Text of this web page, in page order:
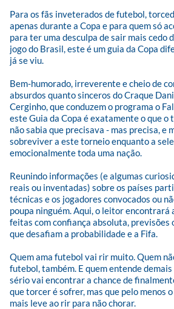
Para os fãs inveterados de futebol,
apenas durante a Copa e para quem só
para ter uma desculpa de sair mais cedo
jogo do Brasil, este é um guia da Copa
já se viu.
Bem-humorado, irreverente e cheio de
absurdos quanto sinceros do Craque
Cerginho, que conduzem o programa o
este Guia da Copa é exatamente o que
não sabia que precisava - mas precisa, e
sobreviver a este torneio enquanto a
emocionalmente toda uma nação.
Reunindo informações (e algumas
reais ou inventadas) sobre os países
técnicas e os jogadores convocados ou
poupa ninguém. Aqui, o leitor encontrará
feitas com confiança absoluta, previsões
que desafiam a probabilidade e a Fifa.
Quem ama futebol vai rir muito. Quem
futebol, também. E quem entende
sério vai encontrar a chance de
que torcer é sofrer, mas que pelo menos
mais leve ao rir para não chorar.